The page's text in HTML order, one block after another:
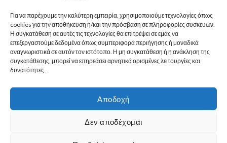
Για να παρέχουμε την καλύτερη εμπειρία, χρησιμοποιούμε τεχνολογίες όπως
cookies για την αποθήκευση ή/και την πρόσβαση σε πληροφορίες συσκευών.
Η συγκατάθεση σε αυτές τις τεχνολογίες θα επιτρέψει σε εμάς να
επεξεργαστούμε δεδομένα όπως συμπεριφορά περιήγησης ή μοναδικά
αναγνωριστικά σε αυτόν τον ιστότοπο. Η μη συγκατάθεση ή η ανάκληση της
συγκατάθεσης, μπορεί να επηρεάσει αρνητικά ορισμένες λειτουργίες και
δυνατότητες.
Αποδοχή
Δεν αποδέχομαι
Αναζήτηση
Developed 2026 by